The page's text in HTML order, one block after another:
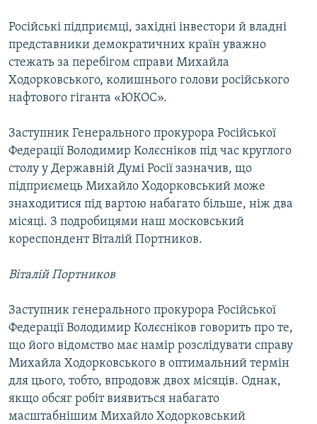
Російські підприємці, західні інвестори й владні
представники демократичних країн уважно
стежать за перебігом справи Михайла
Ходорковського, колишнього голови російського
нафтового гіганта «ЮКОС».
Заступник Генерального прокурора Російської
Федерації Володимир Колєсніков під час круглого
столу у Державній Думі Росії зазначив, що
підприємець Михайло Ходорковський може
знаходитися під вартою набагато більше, ніж два
місяці. З подробицями наш московський
кореспондент Віталій Портников.
Віталій Портников
Заступник генерального прокурора Російської
Федерації Володимир Колєсніков говорить про те,
що його відомство має намір розслідувати справу
Михайла Ходорковського в оптимальний термін
для цього, тобто, впродовж двох місяців. Однак,
якщо обсяг робіт виявиться набагато
масштабнішим Михайло Ходорковський